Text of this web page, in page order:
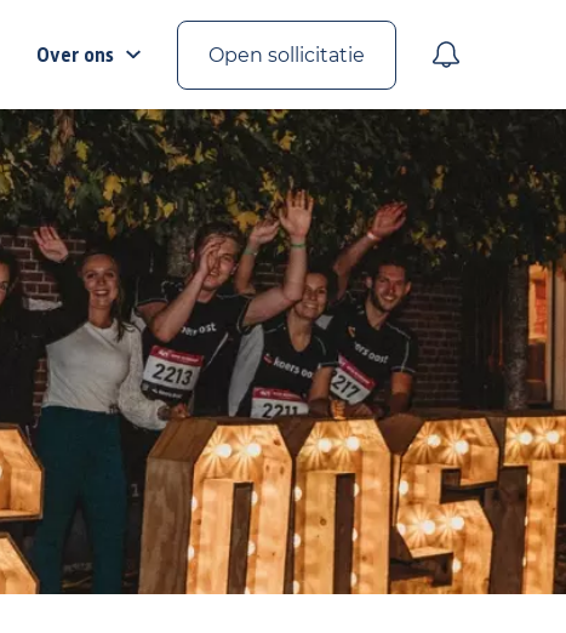
Over ons Open sollicitatie